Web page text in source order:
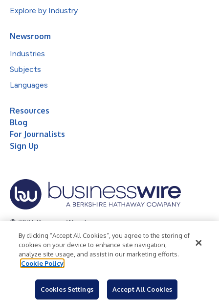
Explore by Industry
Newsroom
Industries
Subjects
Languages
Resources
Blog
For Journalists
Sign Up
© 2026 Business Wire, Inc.
Privacy Policy Cookie Policy
Accessibility Statement
Terms of Use
Legal
By clicking “Accept All Cookies”, you agree to the storing of
cookies on your device to enhance site navigation,
analyze site usage, and assist in our marketing efforts.
Cookie Policy
Cookies Settings Accept All Cookies